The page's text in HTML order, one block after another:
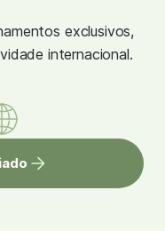
exclusivos,
internacional.